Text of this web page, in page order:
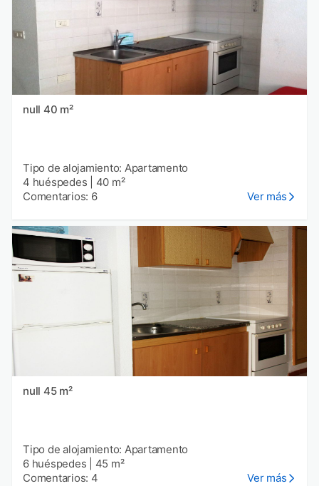
null 40 m²
Tipo de alojamiento: Apartamento
4 huéspedes
40 m²
Comentarios: 6
Ver más
null 45 m²
Tipo de alojamiento: Apartamento
6 huéspedes
45 m²
Comentarios: 4
Ver más